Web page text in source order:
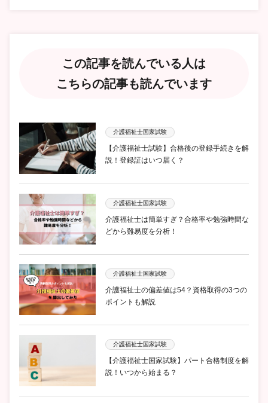
この記事を読んでいる人は
こちらの記事も読んでいます
介護福祉士国家試験
【介護福祉士試験】合格後の登録手続きを解
説！登録証はいつ届く？
介護福祉士国家試験
介護福祉士は簡単すぎ？合格率や勉強時間な
どから難易度を分析！
介護福祉士国家試験
介護福祉士の偏差値は54？資格取得の3つの
ポイントも解説
介護福祉士国家試験
【介護福祉士国家試験】パート合格制度を解
説！いつから始まる？